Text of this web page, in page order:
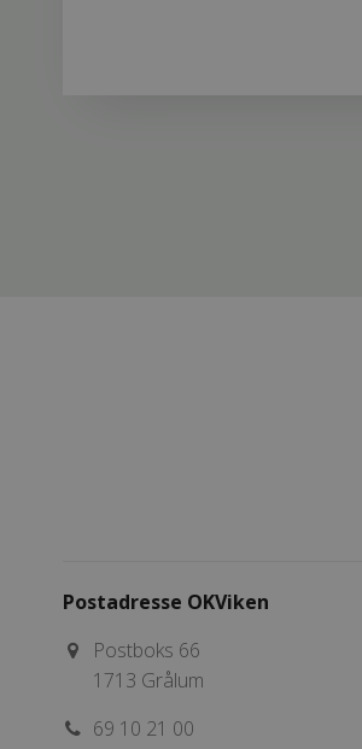
Postadresse OKViken
Postboks 66
1713 Grålum
69 10 21 00